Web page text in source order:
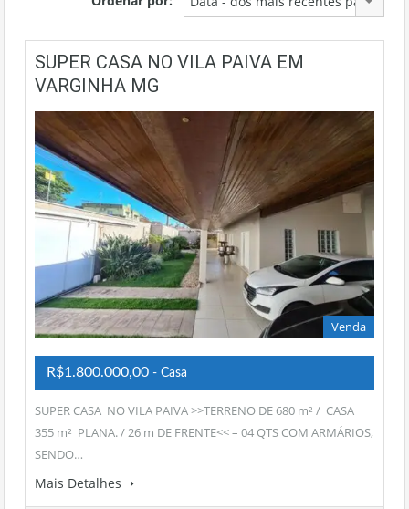
SUPER CASA NO VILA PAIVA EM
VARGINHA MG
Venda
R$1.800.000,00 - Casa
SUPER CASA NO VILA PAIVA >>TERRENO DE 680 m² / CASA
355 m² PLANA. / 26 m DE FRENTE<< – 04 QTS COM ARMÁRIOS,
SENDO…
Mais Detalhes